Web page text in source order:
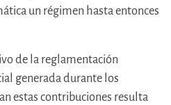
un régimen hasta entonces
de la reglamentación
generada durante los
estas contribuciones resulta